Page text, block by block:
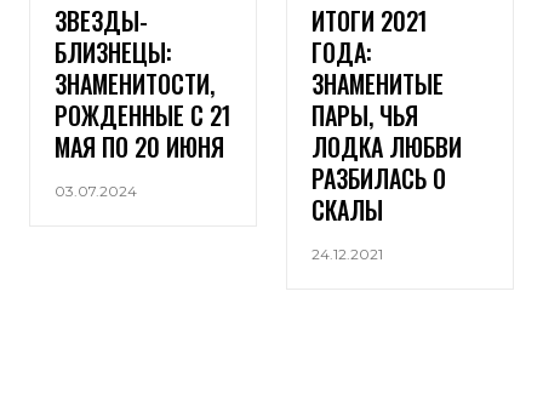
ЗВЕЗДЫ-
БЛИЗНЕЦЫ:
ЗНАМЕНИТОСТИ,
РОЖДЕННЫЕ С 21
МАЯ ПО 20 ИЮНЯ
03.07.2024
ИТОГИ 2021
ГОДА:
ЗНАМЕНИТЫЕ
ПАРЫ, ЧЬЯ
ЛОДКА ЛЮБВИ
РАЗБИЛАСЬ О
СКАЛЫ
24.12.2021